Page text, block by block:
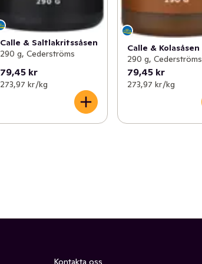
Calle & Saltlakritssåsen
290 g, Cederströms
79,45 kr
273,97 kr /kg
Calle & Kolasåsen
290 g, Cederströms
79,45 kr
273,97 kr /kg
Kontakta oss